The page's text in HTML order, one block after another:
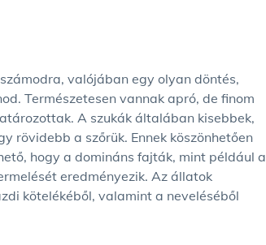
valójában egy olyan döntés,
Természetesen vannak apró, de finom
A szukák általában kisebbek,
rövidebb a szőrük. Ennek köszönhetően
hogy a domináns fajták, mint például a
eredményezik. Az állatok
kötelékéből, valamint a neveléséből